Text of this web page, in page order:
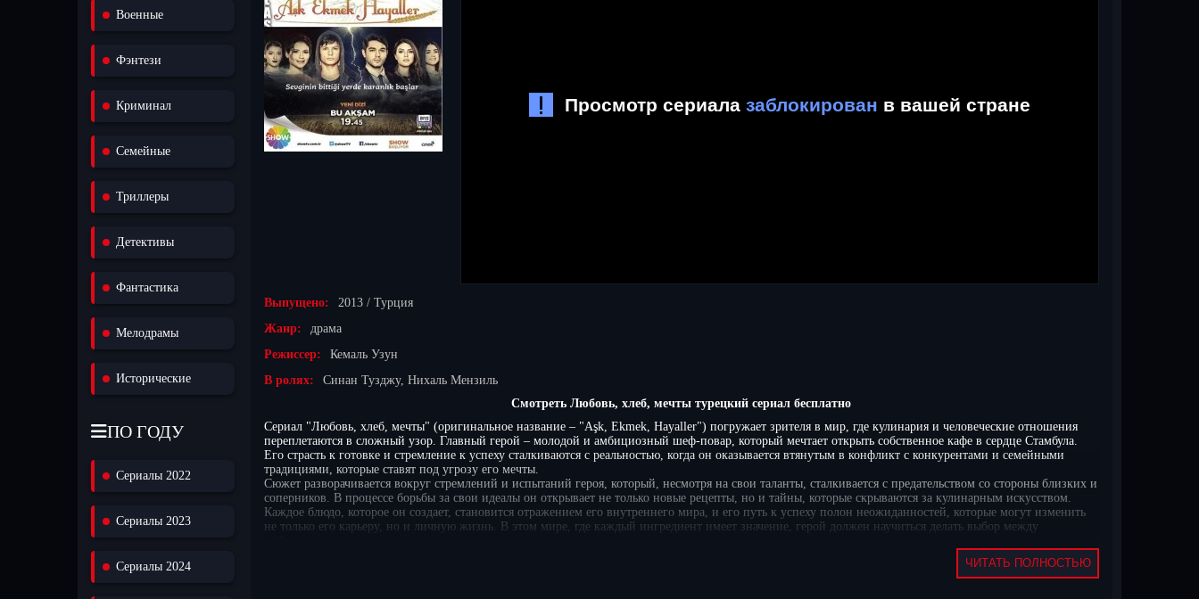
Военные
Фэнтези
Криминал
Семейные
Триллеры
Детективы
Фантастика
Мелодрамы
Исторические
ПО ГОДУ
Сериалы 2022
Сериалы 2023
Сериалы 2024
Выпущено:
2013 / Турция
Жанр:
драма
Режиссер:
Кемаль Узун
В ролях:
Синан Тузджу, Нихаль Мензиль
Смотреть Любовь, хлеб, мечты турецкий сериал бесплатно
Сериал "Любовь, хлеб, мечты" (оригинальное название – "Aşk, Ekmek, Hayaller") погружает зрителя в мир, где кулинария и человеческие отношения
переплетаются в сложный узор. Главный герой – молодой и амбициозный шеф-повар, который мечтает открыть собственное кафе в сердце Стамбула.
Его страсть к готовке и стремление к успеху сталкиваются с реальностью, когда он оказывается втянутым в конфликт с конкурентами и семейными
традициями, которые ставят под угрозу его мечты.
Сюжет разворачивается вокруг стремлений и испытаний героя, который, несмотря на свои таланты, сталкивается с предательством со стороны близких и
соперников. В процессе борьбы за свои идеалы он открывает не только новые рецепты, но и тайны, которые скрываются за кулинарным искусством.
Каждое блюдо, которое он создает, становится отражением его внутреннего мира, и его путь к успеху полон неожиданностей, которые могут изменить
не только его карьеру, но и личную жизнь. В этом мире, где каждый ингредиент имеет значение, герой должен научиться делать выбор между
Параллельно с его историей разворачивается сюжетная линия, связанная с любовными отношениями, которые испытывают испытания и недопонимания.
Тайны из прошлого, которые касаются как главного героя, так и его окружения, создают атмосферу напряженности и интриги. Каждая серия раскрывает
ЧИТАТЬ ПОЛНОСТЬЮ